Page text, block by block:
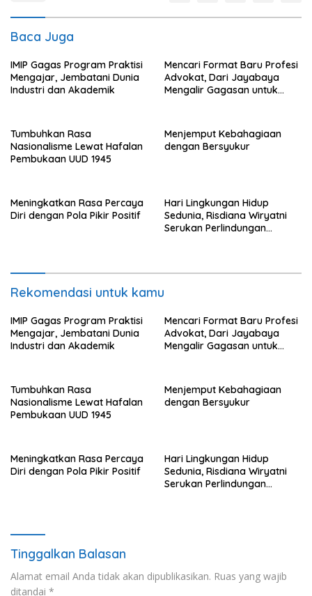
Baca Juga
IMIP Gagas Program Praktisi
Mengajar, Jembatani Dunia
Industri dan Akademik
Mencari Format Baru Profesi
Advokat, Dari Jayabaya
Mengalir Gagasan untuk
Tumbuhkan Rasa
Nasionalisme Lewat Hafalan
Pembukaan UUD 1945
Menjemput Kebahagiaan
dengan Bersyukur
Meningkatkan Rasa Percaya
Diri dengan Pola Pikir Positif
Hari Lingkungan Hidup
Sedunia, Risdiana Wiryatni
Serukan Perlindungan
Rekomendasi untuk kamu
IMIP Gagas Program Praktisi
Mengajar, Jembatani Dunia
Industri dan Akademik
Mencari Format Baru Profesi
Advokat, Dari Jayabaya
Mengalir Gagasan untuk
Tumbuhkan Rasa
Nasionalisme Lewat Hafalan
Pembukaan UUD 1945
Menjemput Kebahagiaan
dengan Bersyukur
Meningkatkan Rasa Percaya
Diri dengan Pola Pikir Positif
Hari Lingkungan Hidup
Sedunia, Risdiana Wiryatni
Serukan Perlindungan
Tinggalkan Balasan
Alamat email Anda tidak akan dipublikasikan. Ruas yang wajib
ditandai *